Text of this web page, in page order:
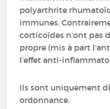
polyarthrite
immunes.
corticoïdes n’ont pas
propre (mis à part
l’effet anti-
Ils sont uniquement
ordonnance.